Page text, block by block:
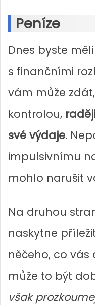
Peníze
Dnes byste
s finančními
vám může
kontrolou,
své výdaje.
impulsivnímu
mohlo narušit
Na druhou
naskytne
něčeho, co
může to být
však